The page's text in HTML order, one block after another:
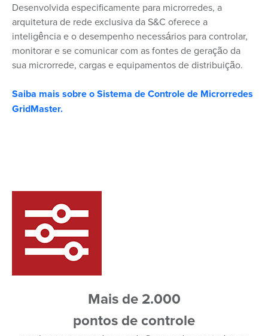
Desenvolvida especificamente para microrredes, a
arquitetura de rede exclusiva da S&C oferece a
inteligência e o desempenho necessários para controlar,
monitorar e se comunicar com as fontes de geração da
sua microrrede, cargas e equipamentos de distribuição.
Saiba mais sobre o Sistema de Controle de Microrredes
GridMaster.
Mais de 2.000
pontos de controle